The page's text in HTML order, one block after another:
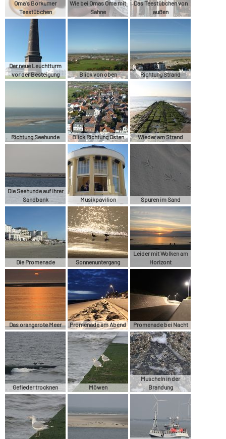
Oma's Borkumer
Teestübchen
Wie bei Omas Oma mit
Sahne
Das Teestübchen von
außen
Der neue Leuchtturm
vor der Besteigung
Blick von oben Richtung Strand
Richtung Seehunde Blick Richtung Osten Wieder am Strand
Die Seehunde auf ihrer
Sandbank
Musikpavilion Spuren im Sand
Die Promenade Sonnenuntergang
Leider mit Wolken am
Horizont
Das orangerote Meer Promenade am Abend Promenade bei Nacht
Gefieder trocknen Möwen
Muscheln in der
Brandung